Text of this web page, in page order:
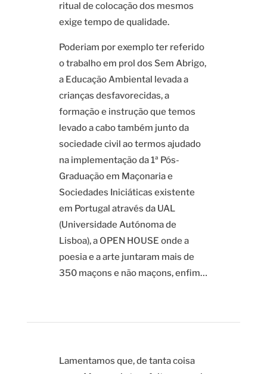
ritual de colocação dos mesmos
exige tempo de qualidade.
Poderiam por exemplo ter referido
o trabalho em prol dos Sem Abrigo,
a Educação Ambiental levada a
crianças desfavorecidas, a
formação e instrução que temos
levado a cabo também junto da
sociedade civil ao termos ajudado
na implementação da 1ª Pós-
Graduação em Maçonaria e
Sociedades Iniciáticas existente
em Portugal através da UAL
(Universidade Autónoma de
Lisboa), a OPEN HOUSE onde a
poesia e a arte juntaram mais de
350 maçons e não maçons, enfim…
Lamentamos que, de tanta coisa